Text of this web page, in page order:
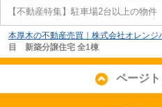
【不動産特集】駐車場2台以上の物件
本厚木の不動産売買｜株式会社オレンジ
目 新築分譲住宅 全1棟
ページ